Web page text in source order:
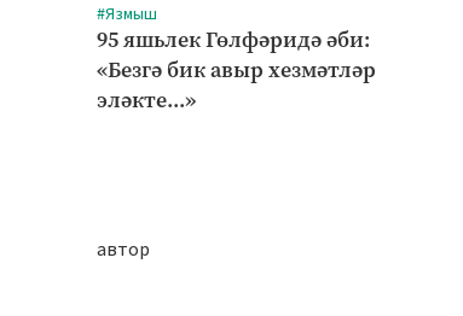
#Язмыш
95 яшьлек Гөлфәридә әби:
«Безгә бик авыр хезмәтләр
эләкте...»
автор